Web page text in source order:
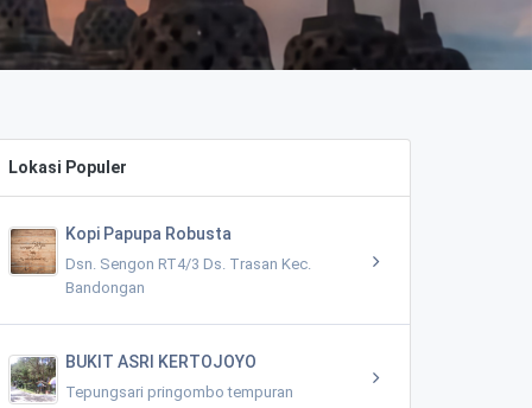
Lokasi Populer
Kopi Papupa Robusta
Dsn. Sengon RT4/3 Ds. Trasan Kec.
Bandongan
BUKIT ASRI KERTOJOYO
Tepungsari pringombo tempuran